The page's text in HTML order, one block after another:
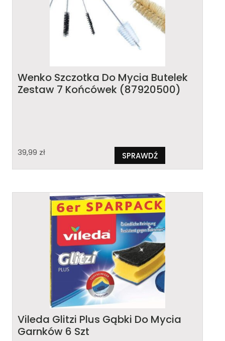
Wenko Szczotka Do Mycia Butelek
Zestaw 7 Końcówek (87920500)
39,99 zł SPRAWDŹ
Vileda Glitzi Plus Gąbki Do Mycia
Garnków 6 Szt